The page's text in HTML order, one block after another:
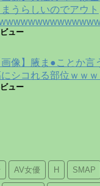
まうらしいのでアウト
ュー
画像】腋ま●ことか
シコれる部位ｗｗ
ュー
AV女優 H SMAP